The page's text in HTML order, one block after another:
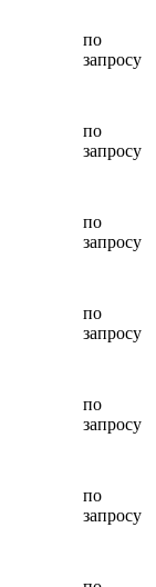
по
запросу
по
запросу
по
запросу
по
запросу
по
запросу
по
запросу